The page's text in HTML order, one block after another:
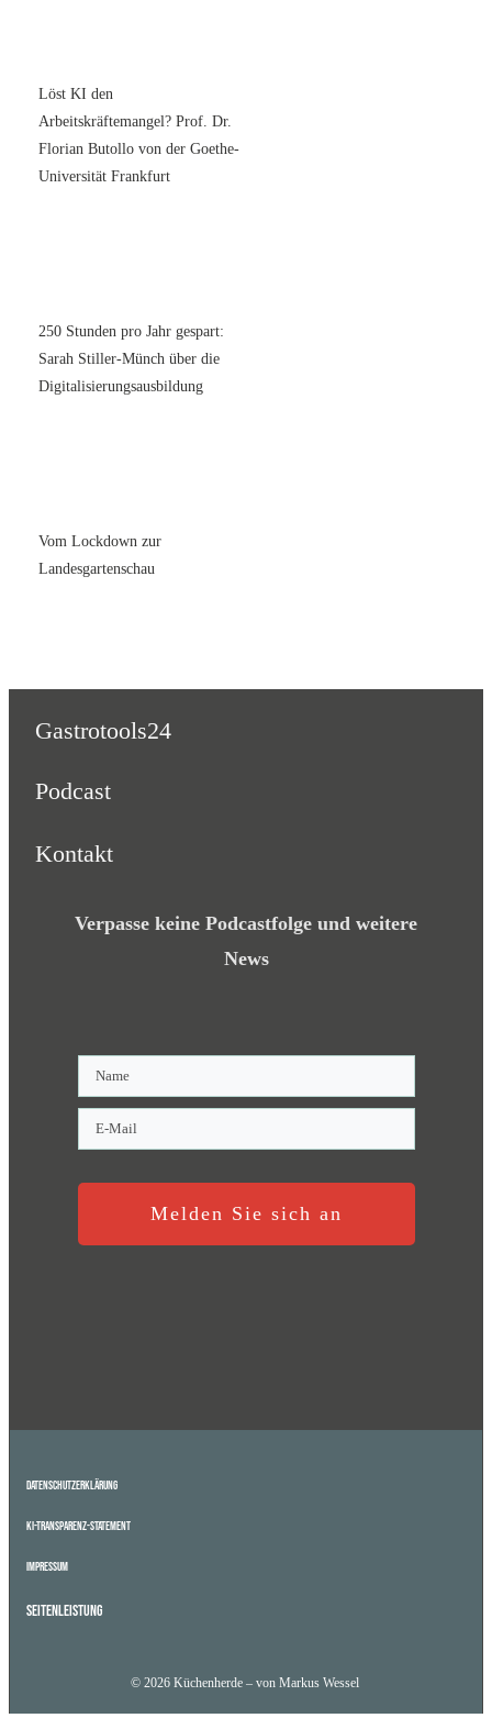
Löst KI den
Arbeitskräftemangel? Prof. Dr.
Florian Butollo von der Goethe-
Universität Frankfurt
250 Stunden pro Jahr gespart:
Sarah Stiller-Münch über die
Digitalisierungsausbildung
Vom Lockdown zur
Landesgartenschau
Gastrotools24
Podcast
Kontakt
Verpasse keine Podcastfolge und weitere
News
Melden Sie sich an
Datenschutzerklärung
KI-Transparenz-Statement
Impressum
Seitenleistung
© 2026 Küchenherde – von Markus Wessel